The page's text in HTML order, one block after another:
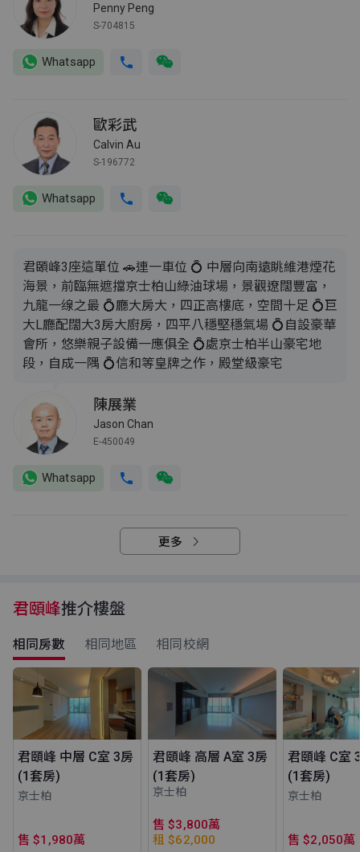
Penny Peng
S-704815
Whatsapp
歐彩武
Calvin Au
S-196772
Whatsapp
君頣峰3座這單位 🚗連一車位 💍 中層向南遠眺維港煙花
海景，前臨無遮擋京士柏山綠油球場，景觀遼闊豐富，
九龍一缐之最 💍廳大房大，四正高樓底，空間十足 💍巨
大L廳配闊大3房大廚房，四平八穩堅穩氣場 💍自設豪華
會所，悠樂親子設備一應俱全 💍處京士柏半山豪宅地
段，自成一隅 💍信和等皇牌之作，殿堂級豪宅
陳展業
Jason Chan
E-450049
Whatsapp
更多
君頤峰推介樓盤
相同房數 相同地區 相同校網
君頤峰 中層 C室 3房
(1套房)
京士柏
售 $1,980萬
君頤峰 高層 A室 3房
(1套房)
京士柏
售 $3,800萬
租 $62,000
君頤峰 C室
(1套房)
京士柏
售 $2,050萬